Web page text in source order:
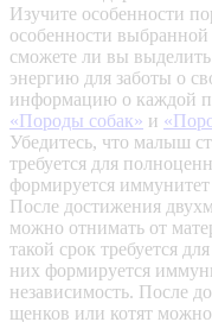
Изучите особенности
особенности выбранной
сможете ли вы
энергию для заботы о
информацию о каждой
«Породы собак» и
Убедитесь, что малыш
требуется для
формируется иммунитет
После достижения
можно отнимать от
такой срок требуется
них формируется
независимость. После
щенков или котят